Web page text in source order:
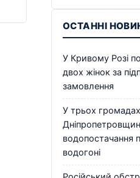
ОСТАННІ
У Кривому Розі
двох жінок за
замовлення
У трьох громадах
водопостачання
водогоні